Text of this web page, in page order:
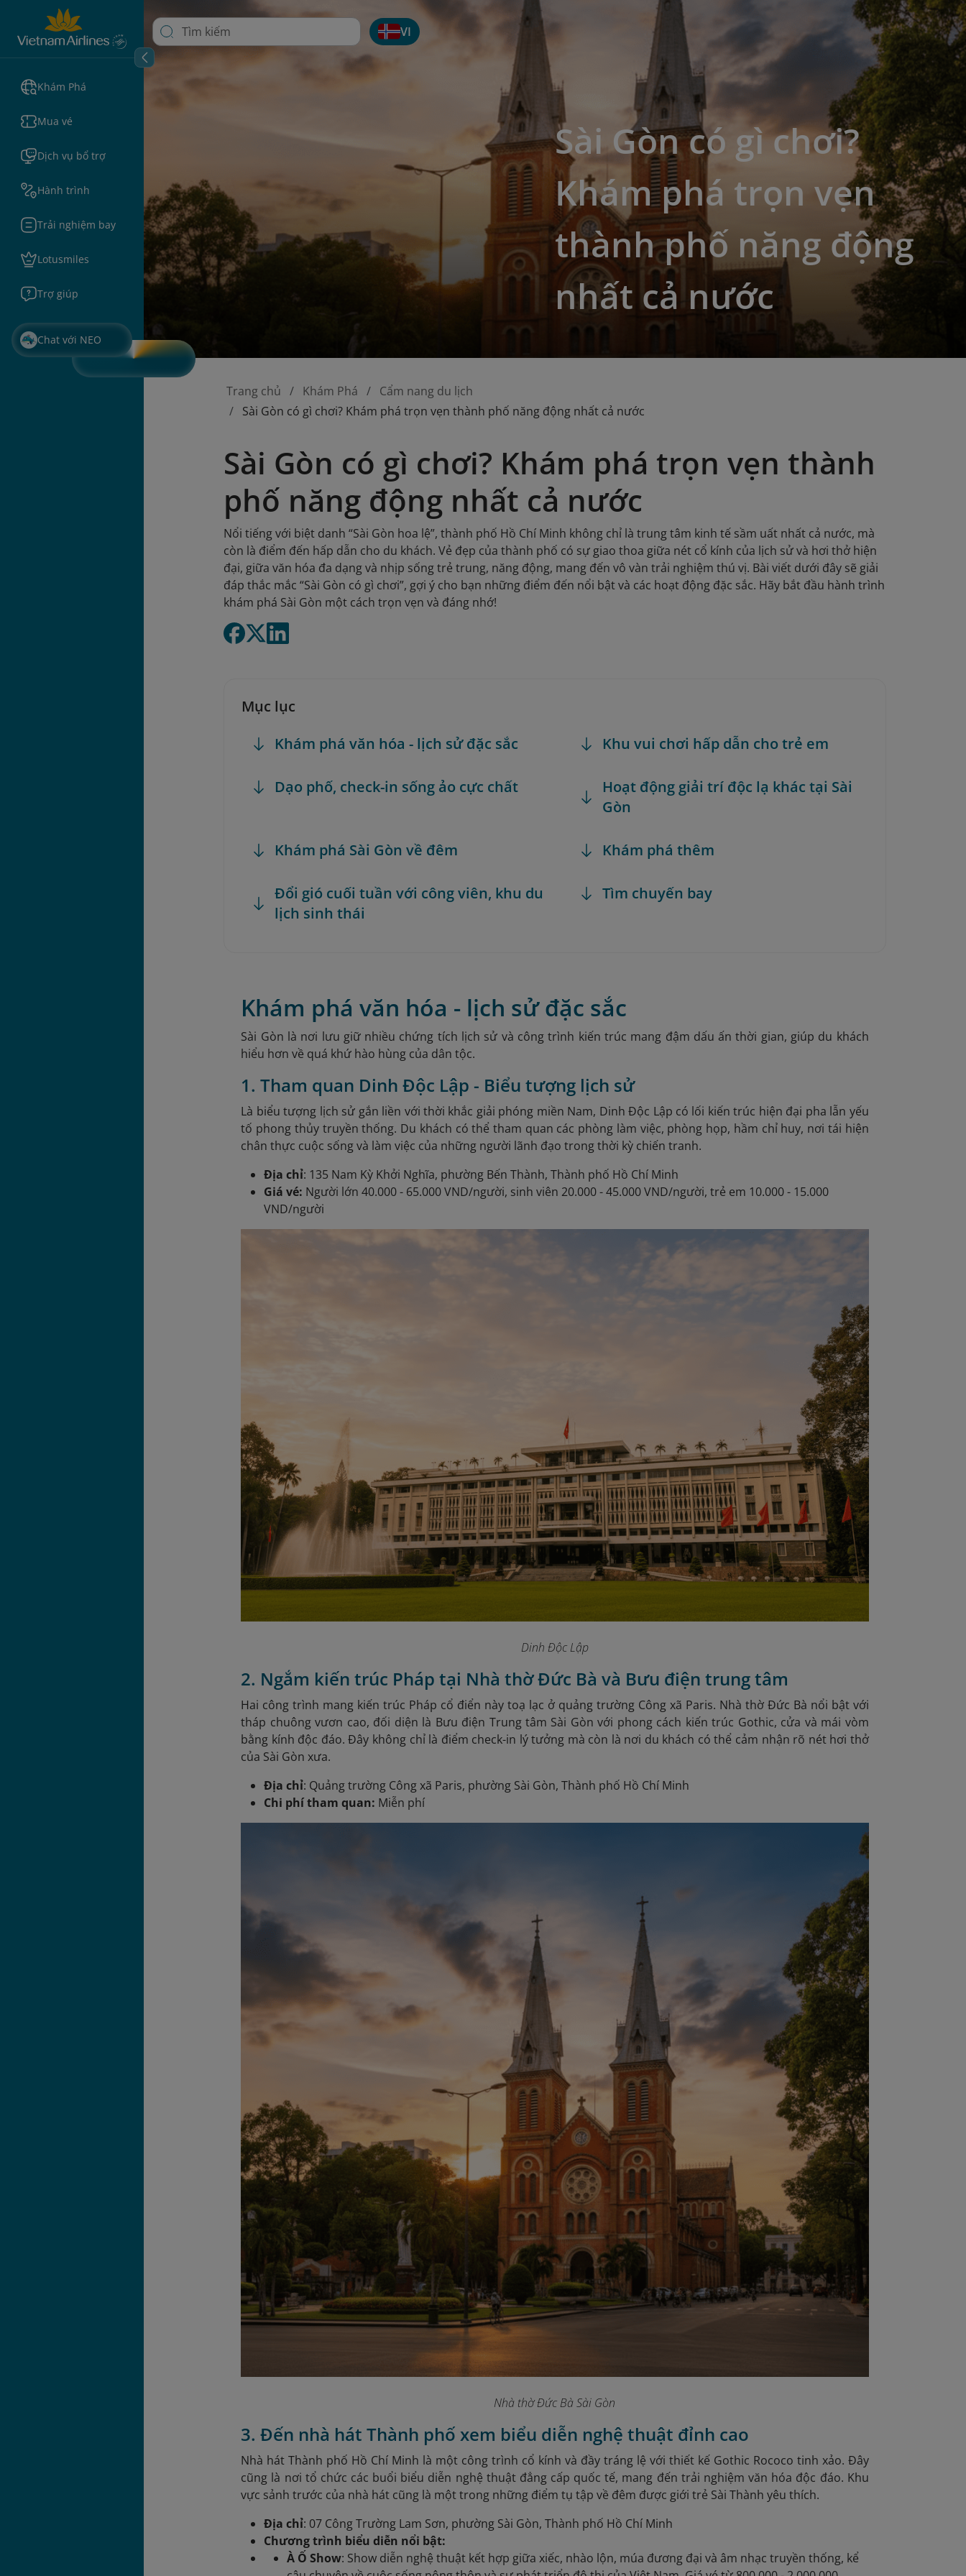
Khám Phá
Mua vé
Dịch vụ bổ trợ
Hành trình
Trải nghiệm bay
Lotusmiles
Trợ giúp
Chat với NEO
VI
Sài Gòn có gì chơi?
Khám phá trọn vẹn
thành phố năng động
nhất cả nước
Trang chủ Khám Phá
Cẩm nang du lịch
Sài Gòn có gì chơi? Khám phá trọn vẹn thành phố năng động nhất cả nước
Sài Gòn có gì chơi? Khám phá trọn vẹn thành
phố năng động nhất cả nước
Nổi tiếng với biệt danh “Sài Gòn hoa lệ”, thành phố Hồ Chí Minh không chỉ là trung tâm kinh tế sầm uất nhất cả nước, mà
còn là điểm đến hấp dẫn cho du khách. Vẻ đẹp của thành phố có sự giao thoa giữa nét cổ kính của lịch sử và hơi thở hiện
đại, giữa văn hóa đa dạng và nhịp sống trẻ trung, năng động, mang đến vô vàn trải nghiệm thú vị. Bài viết dưới đây sẽ giải
đáp thắc mắc “Sài Gòn có gì chơi”, gợi ý cho bạn những điểm đến nổi bật và các hoạt động đặc sắc. Hãy bắt đầu hành trình
khám phá Sài Gòn một cách trọn vẹn và đáng nhớ!
Mục lục
Khám phá văn hóa - lịch sử đặc sắc
Dạo phố, check-in sống ảo cực chất
Khám phá Sài Gòn về đêm
Đổi gió cuối tuần với công viên, khu du
lịch sinh thái
Khu vui chơi hấp dẫn cho trẻ em
Hoạt động giải trí độc lạ khác tại Sài
Gòn
Khám phá thêm
Tìm chuyến bay
Khám phá văn hóa - lịch sử đặc sắc
Sài Gòn là nơi lưu giữ nhiều chứng tích lịch sử và công trình kiến trúc mang đậm dấu ấn thời gian, giúp du khách
hiểu hơn về quá khứ hào hùng của dân tộc.
1. Tham quan Dinh Độc Lập - Biểu tượng lịch sử
Là biểu tượng lịch sử gắn liền với thời khắc giải phóng miền Nam, Dinh Độc Lập có lối kiến trúc hiện đại pha lẫn yếu
tố phong thủy truyền thống. Du khách có thể tham quan các phòng làm việc, phòng họp, hầm chỉ huy, nơi tái hiện
chân thực cuộc sống và làm việc của những người lãnh đạo trong thời kỳ chiến tranh.
Địa chỉ: 135 Nam Kỳ Khởi Nghĩa, phường Bến Thành, Thành phố Hồ Chí Minh
Giá vé: Người lớn 40.000 - 65.000 VND/người, sinh viên 20.000 - 45.000 VND/người, trẻ em 10.000 - 15.000
VND/người
Dinh Độc Lập
2. Ngắm kiến trúc Pháp tại Nhà thờ Đức Bà và Bưu điện trung tâm
Hai công trình mang kiến trúc Pháp cổ điển này toạ lạc ở quảng trường Công xã Paris. Nhà thờ Đức Bà nổi bật với
tháp chuông vươn cao, đối diện là Bưu điện Trung tâm Sài Gòn với phong cách kiến trúc Gothic, cửa và mái vòm
bằng kính độc đáo. Đây không chỉ là điểm check-in lý tưởng mà còn là nơi du khách có thể cảm nhận rõ nét hơi thở
của Sài Gòn xưa.
Địa chỉ: Quảng trường Công xã Paris, phường Sài Gòn, Thành phố Hồ Chí Minh
Chi phí tham quan: Miễn phí
Nhà thờ Đức Bà Sài Gòn
3. Đến nhà hát Thành phố xem biểu diễn nghệ thuật đỉnh cao
Nhà hát Thành phố Hồ Chí Minh là một công trình cổ kính và đầy tráng lệ với thiết kế Gothic Rococo tinh xảo. Đây
cũng là nơi tổ chức các buổi biểu diễn nghệ thuật đẳng cấp quốc tế, mang đến trải nghiệm văn hóa độc đáo. Khu
vực sảnh trước của nhà hát cũng là một trong những điểm tụ tập về đêm được giới trẻ Sài Thành yêu thích.
Địa chỉ: 07 Công Trường Lam Sơn, phường Sài Gòn, Thành phố Hồ Chí Minh
Chương trình biểu diễn nổi bật:
À Ố Show: Show diễn nghệ thuật kết hợp giữa xiếc, nhào lộn, múa đương đại và âm nhạc truyền thống, kể